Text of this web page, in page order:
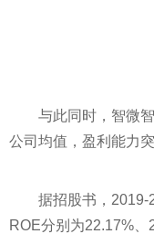
与此同时，智微
公司均值，盈利能力突
据招股书，2019-
ROE分别为22.17%、